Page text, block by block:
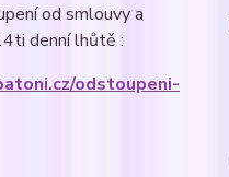
od smlouvy a
denní lhůtě :
odstoupeni-